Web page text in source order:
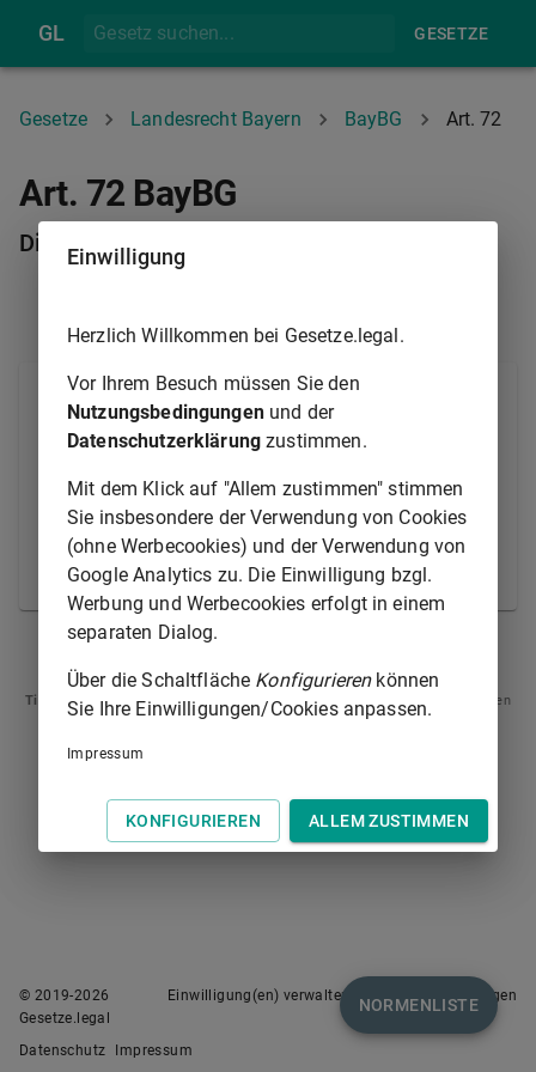
GL GESETZE
Gesetze Landesrecht Bayern BayBG Art. 72
Art. 72 BayBG
Dienstzeugnis
Nach Beendigung des Beamtenverhältnisses wird
auf Antrag von dem oder der letzten
Dienstvorgesetzten ein Dienstzeugnis über Art und
Dauer der bekleideten Ämter erteilt.2Das
Dienstzeugnis muss auf Verlangen auch über die
ausgeübte Tätigkeit, die Führung und die Leistungen
Auskunft geben.
Tipp
: Swipen Sie auf dem Bildschirm links oder rechts zur Navigation zwischen
Normen.
NORMENLISTE
© 2019-2026
Gesetze.legal
Einwilligung(en) verwalten Nutzungsbedingungen
Datenschutz Impressum
Einwilligung
Herzlich Willkommen bei Gesetze.legal.
Vor Ihrem Besuch müssen Sie den
Nutzungsbedingungenund der
Datenschutzerklärung zustimmen.
Mit dem Klick auf "Allem zustimmen" stimmen
Sie insbesondere der Verwendung von Cookies
(ohne Werbecookies) und der Verwendung von
Google Analytics zu. Die Einwilligung bzgl.
Werbung und Werbecookies erfolgt in einem
separaten Dialog.
Über die Schaltfläche Konfigurierenkönnen
Sie Ihre Einwilligungen/Cookies anpassen.
Impressum
KONFIGURIEREN ALLEM ZUSTIMMEN